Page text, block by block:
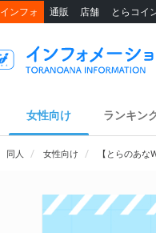
インフォ 通販 店舗 とらコイ
女性向け ランキン
同人 女性向け 【とらのあ